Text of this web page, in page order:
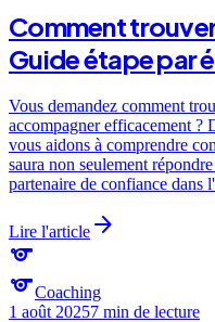
Comment
Guide étape par
Vous demandez comment
accompagner efficacement ?
vous aidons à comprendre
saura non seulement
partenaire de confiance dans
Lire l'article arrow_forward
sports
sportsCoaching
1 août 20257 min de lecture